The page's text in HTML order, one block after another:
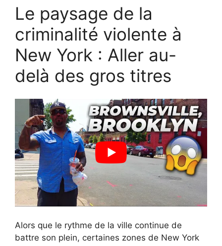
Le paysage de la
criminalité violente à
New York : Aller au-
delà des gros titres
Alors que le rythme de la ville continue de
battre son plein, certaines zones de New York